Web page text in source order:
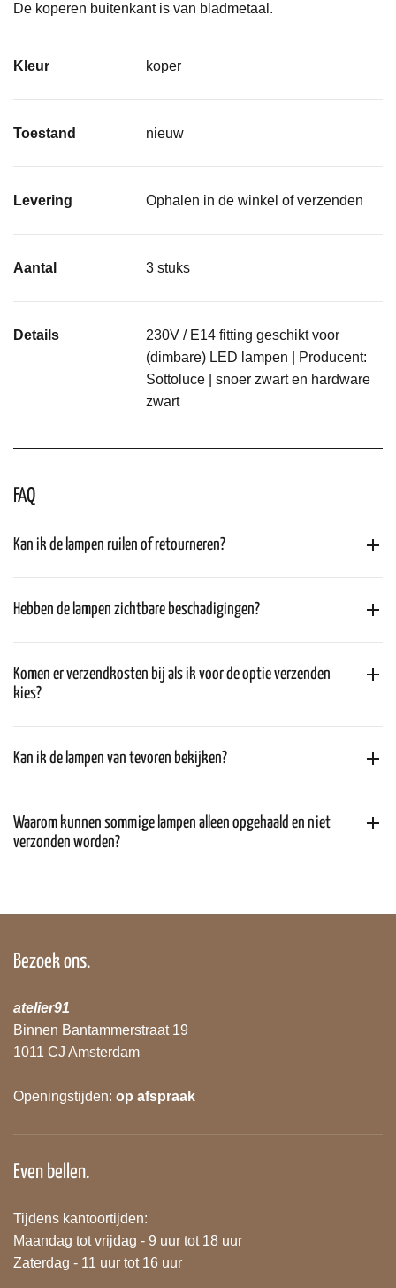
De koperen buitenkant is van bladmetaal.
Kleur koper
Toestand nieuw
Levering Ophalen in de winkel of verzenden
Aantal 3 stuks
Details
230V / E14 fitting geschikt voor
(dimbare) LED lampen | Producent:
Sottoluce | snoer zwart en hardware
zwart
FAQ
Kan ik de lampen ruilen of retourneren?
Hebben de lampen zichtbare beschadigingen?
Komen er verzendkosten bij als ik voor de optie verzenden
kies?
Kan ik de lampen van tevoren bekijken?
Waarom kunnen sommige lampen alleen opgehaald en niet
verzonden worden?
Bezoek ons.
atelier91
Binnen Bantammerstraat 19
1011 CJ Amsterdam
Openingstijden: op afspraak
Even bellen.
Tijdens kantoortijden:
Maandag tot vrijdag - 9 uur tot 18 uur
Zaterdag - 11 uur tot 16 uur